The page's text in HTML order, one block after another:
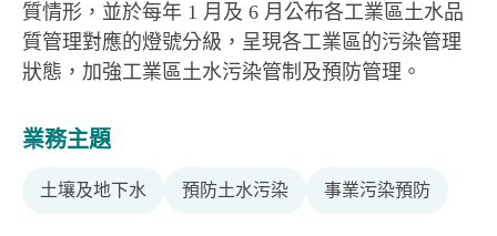
質情形，並於每年 1 月及 6 月公布各工業區土水品
質管理對應的燈號分級，呈現各工業區的污染管理
狀態，加強工業區土水污染管制及預防管理。
業務主題
土壤及地下水 預防土水污染 事業污染預防